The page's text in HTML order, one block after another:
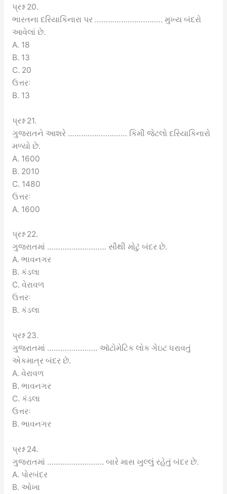
પ્રશ્ન 20.
ભારતના દરિયાકિનારા પર …………………………. મુખ્ય બંદરો
આવેલાં છે.
A. 18
B. 13
C. 20
ઉત્તરઃ
B. 13
પ્રશ્ન 21.
ગુજરાતને આશરે ……………………… કિમી જેટલો દરિયાકિનારો
મળ્યો છે.
A. 1600
B. 2010
C. 1480
ઉત્તરઃ
A. 1600
પ્રશ્ન 22.
ગુજરાતમાં ……………………… સૌથી મોટું બંદર છે.
A. ભાવનગર
B. કંડલા
C. વેરાવળ
ઉત્તરઃ
B. કંડલા
પ્રશ્ન 23.
ગુજરાતમાં ………………….. ઑટોમેટિક લોક ગેઇટ ધરાવતું
એકમાત્ર બંદર છે.
A. વેરાવળ
B. ભાવનગર
C. કંડલા
ઉત્તરઃ
B. ભાવનગર
પ્રશ્ન 24.
ગુજરાતમાં …………………….. બારે માસ ખુલ્લું રહેતું બંદર છે.
A. પોરબંદર
B. ઓખા